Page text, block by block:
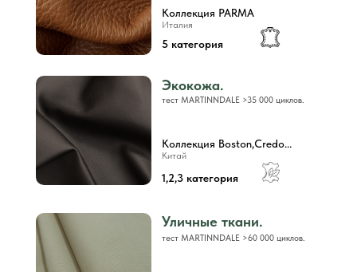
Италия
тест MARTINNDALE >35 000 циклов.
Экокожа.
Коллекция Boston,Credo...
Китай
1,2,3 категория
5 категория
Коллекция PARMA
тест MARTINNDALE >60 000 циклов.
Уличные ткани.